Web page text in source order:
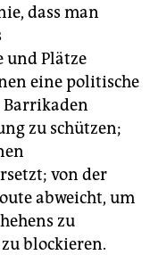
dass man
und Plätze
eine politische
Barrikaden
zu schützen;
von der
abweicht, um
zu
blockieren.